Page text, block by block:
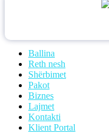
Ballina
Reth nesh
Shërbimet
Pakot
Biznes
Lajmet
Kontakti
Klient Portal